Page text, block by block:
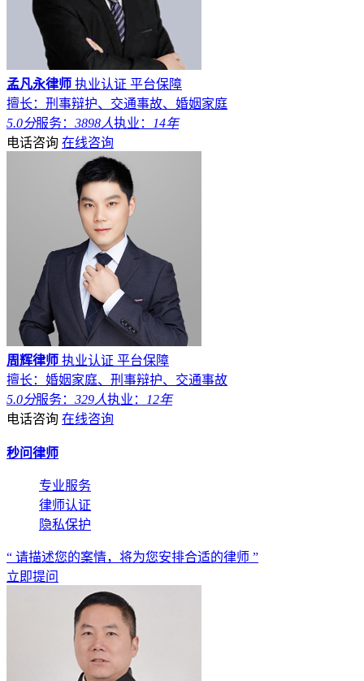
孟凡永律师 执业认证 平台保障
擅长：刑事辩护、交通事故、婚姻家庭
5.0分服务： 3898人执业：
14年
电话咨询 在线咨询
周辉律师 执业认证 平台保障
擅长：婚姻家庭、刑事辩护、交通事故
5.0分服务： 329人执业：
12年
电话咨询 在线咨询
秒问律师
专业服务
律师认证
隐私保护
“ 请描述您的案情，将为您安排合适的律师 ”
立即提问